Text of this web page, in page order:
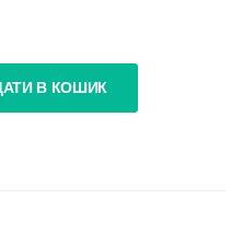
В КОШИК